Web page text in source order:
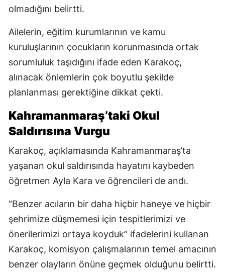
olmadığını belirtti.
Ailelerin, eğitim kurumlarının ve kamu
kuruluşlarının çocukların korunmasında ortak
sorumluluk taşıdığını ifade eden Karakoç,
alınacak önlemlerin çok boyutlu şekilde
planlanması gerektiğine dikkat çekti.
Kahramanmaraş’taki Okul
Saldırısına Vurgu
Karakoç, açıklamasında Kahramanmaraş’ta
yaşanan okul saldırısında hayatını kaybeden
öğretmen Ayla Kara ve öğrencileri de andı.
“Benzer acıların bir daha hiçbir haneye ve hiçbir
şehrimize düşmemesi için tespitlerimizi ve
önerilerimizi ortaya koyduk” ifadelerini kullanan
Karakoç, komisyon çalışmalarının temel amacının
benzer olayların önüne geçmek olduğunu belirtti.